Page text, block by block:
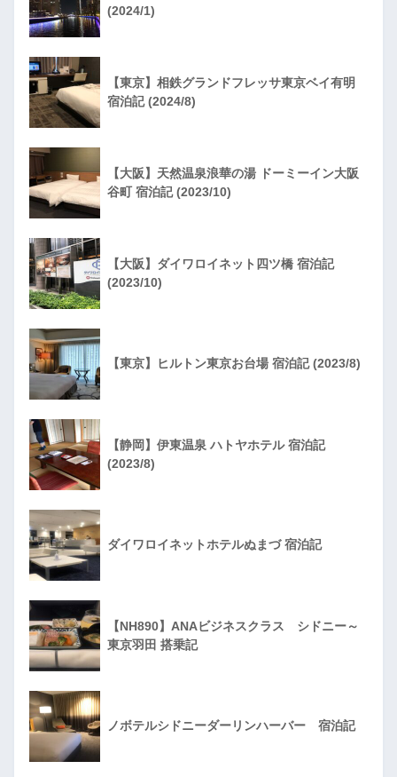
(2024/1)
【東京】相鉄グランドフレッサ東京ベイ有明
宿泊記 (2024/8)
【大阪】天然温泉浪華の湯 ドーミーイン大阪
谷町 宿泊記 (2023/10)
【大阪】ダイワロイネット四ツ橋 宿泊記
(2023/10)
【東京】ヒルトン東京お台場 宿泊記 (2023/8)
【静岡】伊東温泉 ハトヤホテル 宿泊記
(2023/8)
ダイワロイネットホテルぬまづ 宿泊記
【NH890】ANAビジネスクラス シドニー～
東京羽田 搭乗記
ノボテルシドニーダーリンハーバー 宿泊記